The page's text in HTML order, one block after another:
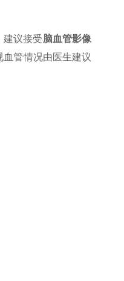
建议接受脑血管影像
血管情况由医生建议